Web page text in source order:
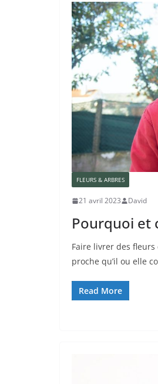
FLEURS & ARBRES
21 avril 2023 David
Pourquoi et
Faire livrer des fleurs
proche qu’il ou elle
Read More